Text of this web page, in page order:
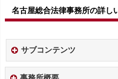
名古屋総合法律事務所の詳し
サブコンテンツ